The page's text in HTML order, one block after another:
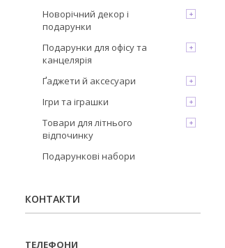
Новорічний декор і
подарунки
Подарунки для офісу та
канцелярія
Ґаджети й аксесуари
Ігри та іграшки
Товари для літнього
відпочинку
Подарункові набори
КОНТАКТИ